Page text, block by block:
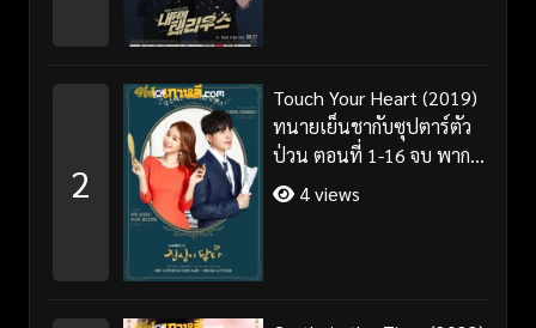
2
Touch Your Heart (2019)
ทนายเย็นชากับซุปตาร์ตัว
ป่วน ตอนที่ 1-16 จบ พากย์
ไทย/ซับไทย
4 views